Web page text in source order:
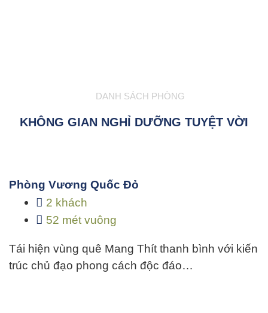
DANH SÁCH PHÒNG
KHÔNG GIAN NGHỈ DƯỠNG TUYỆT VỜI
Phòng Vương Quốc Đỏ
2 khách
52 mét vuông
Tái hiện vùng quê Mang Thít thanh bình với kiến
trúc chủ đạo phong cách độc đáo…